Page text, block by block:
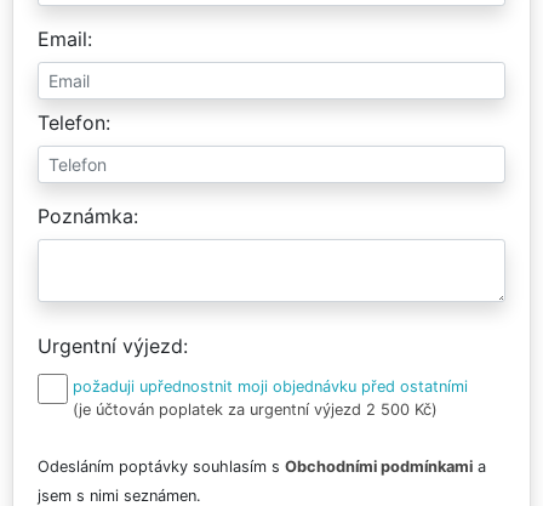
Email
Telefon
Poznámka
Urgentní výjezd
požaduji upřednostnit moji objednávku před ostatními
(je účtován poplatek za urgentní výjezd 2 500 Kč)
Odesláním poptávky souhlasím s Obchodními podmínkami a
jsem s nimi seznámen.